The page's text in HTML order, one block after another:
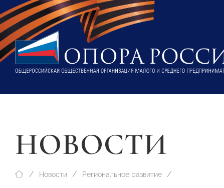
НОВОСТИ
Новости Региональное развитие